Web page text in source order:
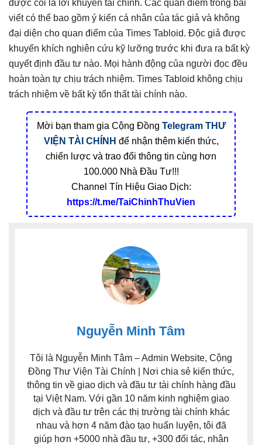
được coi là lời khuyên tài chính. Các quan điểm trong bài
viết có thể bao gồm ý kiến cá nhân của tác giả và không
đại diện cho quan điểm của Times Tabloid. Độc giả được
khuyến khích nghiên cứu kỹ lưỡng trước khi đưa ra bất kỳ
quyết định đầu tư nào. Mọi hành động của người đọc đều
hoàn toàn tự chịu trách nhiệm. Times Tabloid không chịu
trách nhiệm về bất kỳ tổn thất tài chính nào.
Mời bạn tham gia Cộng Đồng Telegram THƯ
VIỆN TÀI CHÍNH để nhận thêm kiến thức,
chiến lược và trao đổi thông tin cùng hơn
100.000 Nhà Đầu Tư!!!
Channel Tín Hiệu Giao Dịch:
https://t.me/TaiChinhThuVien
Nguyễn Minh Tâm
Tôi là Nguyễn Minh Tâm – Admin Website, Cộng
Đồng Thư Viện Tài Chính | Nơi chia sẻ kiến thức,
thông tin về giao dịch và đầu tư tài chính hàng đầu
tại Việt Nam. Với gần 10 năm kinh nghiệm giao
dịch và đầu tư trên các thị trường tài chính khác
nhau và hơn 4 năm đào tạo huấn luyện, tôi đã
giúp hơn +5000 nhà đầu tư, +300 đối tác, nhân